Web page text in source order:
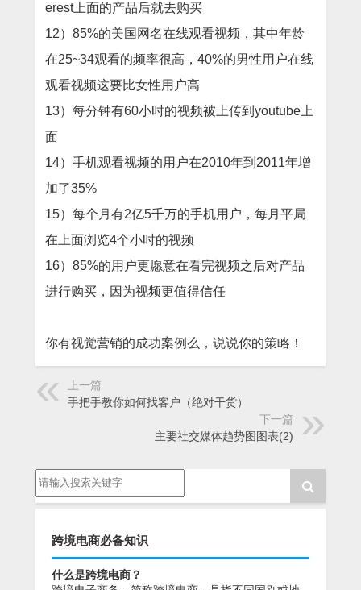
erest上面的产品后就去购买
12） 85%的美国网名在线观看视频，其中年龄
在25~34观看的频率很高， 40%的男性用户在线
观看视频这要比女性用户高
13） 每分钟有60小时的视频被上传到 youtube 上
面
14） 手机观看视频的用户在2010年到 2011年增
加了35%
15） 每个月有2亿5千万的手机用户，每月平局
在上面浏览4个小时的视频
16） 85%的用户更愿意在看完视频之后对产品
进行购买，因为视频更值得信任
你有视觉营销的成功案例么，说说你的策略！
上一篇
手把手教你如何找客户（绝对干货）
下一篇
主要社交媒体趋势图图表(2)
跨境电商必备知识
什么是跨境电商？